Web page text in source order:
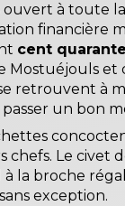
ouvert à toute
financière
cent
Mostuéjouls et
retrouvent à
un bon
chefs. Le civet
la broche
exception.